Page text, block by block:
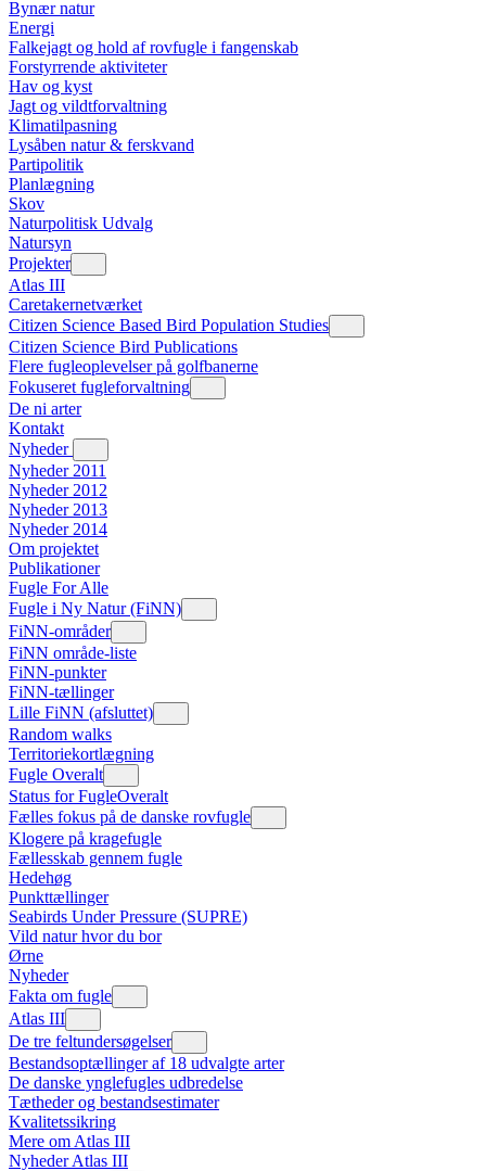
Bynær natur
Energi
Falkejagt og hold af rovfugle i fangenskab
Forstyrrende aktiviteter
Hav og kyst
Jagt og vildtforvaltning
Klimatilpasning
Lysåben natur & ferskvand
Partipolitik
Planlægning
Skov
Naturpolitisk Udvalg
Natursyn
Projekter
Atlas III
Caretakernetværket
Citizen Science Based Bird Population Studies
Citizen Science Bird Publications
Flere fugleoplevelser på golfbanerne
Fokuseret fugleforvaltning
De ni arter
Kontakt
Nyheder
Nyheder 2011
Nyheder 2012
Nyheder 2013
Nyheder 2014
Om projektet
Publikationer
Fugle For Alle
Fugle i Ny Natur (FiNN)
FiNN-områder
FiNN område-liste
FiNN-punkter
FiNN-tællinger
Lille FiNN (afsluttet)
Random walks
Territoriekortlægning
Fugle Overalt
Status for FugleOveralt
Fælles fokus på de danske rovfugle
Klogere på kragefugle
Fællesskab gennem fugle
Hedehøg
Punkttællinger
Seabirds Under Pressure (SUPRE)
Vild natur hvor du bor
Ørne
Nyheder
Fakta om fugle
Atlas III
De tre feltundersøgelser
Bestandsoptællinger af 18 udvalgte arter
De danske ynglefugles udbredelse
Tætheder og bestandsestimater
Kvalitetssikring
Mere om Atlas III
Nyheder Atlas III